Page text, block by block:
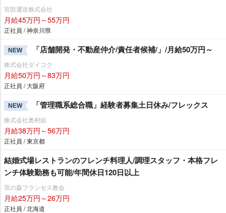
宮田運送株式会社
月給45万円～55万円
正社員 / 神奈川県
NEW 「店舗開発・不動産仲介/責任者候補/」/月給50万円～
株式会社ダイコク
月給50万円～83万円
正社員 / 大阪府
NEW 「管理職系総合職」経験者募集土日休み/フレックス
株式会社奥村組
月給38万円～56万円
正社員 / 東京都
結婚式場レストランのフレンチ料理人/調理スタッフ・本格フレ
ンチ体験勤務も可能/年間休日120日以上
宮の森フランセス教会
月給25万円～26万円
正社員 / 北海道